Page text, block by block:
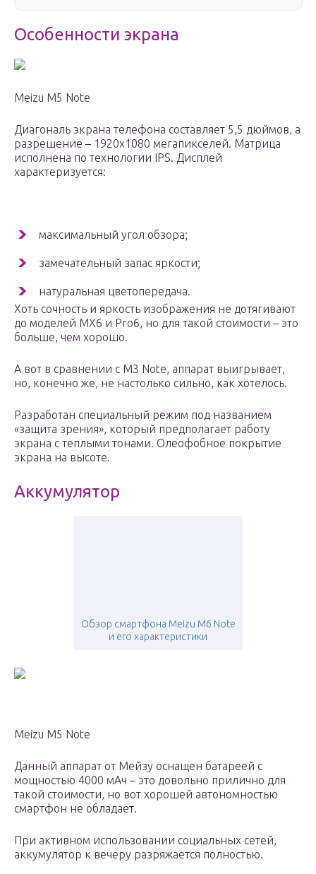
Особенности экрана
Meizu M5 Note
Диагональ экрана телефона составляет 5,5 дюймов, а
разрешение – 1920х1080 мегапикселей. Матрица
исполнена по технологии IPS. Дисплей
характеризуется:
максимальный угол обзора;
замечательный запас яркости;
натуральная цветопередача.
Хоть сочность и яркость изображения не дотягивают
до моделей MX6 и Pro6, но для такой стоимости – это
больше, чем хорошо.
А вот в сравнении с M3 Note, аппарат выигрывает,
но, конечно же, не настолько сильно, как хотелось.
Разработан специальный режим под названием
«защита зрения», который предполагает работу
экрана с теплыми тонами. Олеофобное покрытие
экрана на высоте.
Аккумулятор
Обзор смартфона Meizu M6 Note
и его характеристики
Meizu M5 Note
Данный аппарат от Мейзу оснащен батареей с
мощностью 4000 мАч – это довольно прилично для
такой стоимости, но вот хорошей автономностью
смартфон не обладает.
При активном использовании социальных сетей,
аккумулятор к вечеру разряжается полностью.